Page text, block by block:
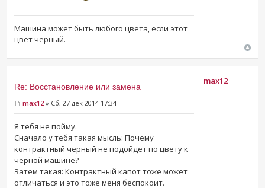
Машина может быть любого цвета, если этот
цвет черный.
Re: Восстановление или замена
max12 » Сб, 27 дек 2014 17:34
Я тебя не пойму.
Сначало у тебя такая мысль: Почему
контрактный черный не подойдет по цвету к
черной машине?
Затем такая: Контрактный капот тоже может
отличаться и это тоже меня беспокоит.
max12